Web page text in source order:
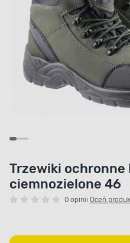
Trzewiki ochronne
ciemnozielone 46
0 opinii Oceń